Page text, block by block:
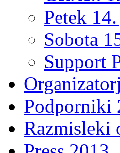
Petek
Sobota
Support
Podporniki
Razmisleki